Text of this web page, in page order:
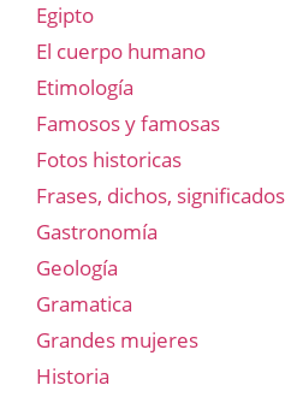
Egipto
El cuerpo humano
Etimología
Famosos y famosas
Fotos historicas
Frases, dichos, significados
Gastronomía
Geología
Gramatica
Grandes mujeres
Historia